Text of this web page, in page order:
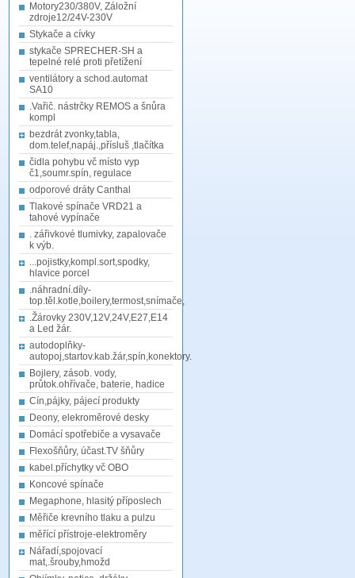
Motory230/380V, Záložní
zdroje12/24V-230V
Stykače a cívky
stykače SPRECHER-SH a
tepelné relé proti přetížení
ventilátory a schod.automat
SA10
.Vařič. nástrčky REMOS a šnůra
kompl
bezdrát zvonky,tabla,
dom.telef,napáj.,přísluš ,tlačítka
čidla pohybu vč místo vyp
č1,soumr.spín, regulace
odporové dráty Canthal
Tlakové spínače VRD21 a
tahové vypínače
. zářivkové tlumivky, zapalovače
k výb.
...pojistky,kompl.sort,spodky,
hlavice porcel
.náhradní.díly-
top.těl.kotle,boilery,termost,snímače,
.Žárovky 230V,12V,24V,E27,E14
a Led žár.
autodoplňky-
autopoj,startov.kab.žár,spín,konektory.
Bojlery, zásob. vody,
průtok.ohřívače, baterie, hadice
Cín,pájky, pájecí produkty
Deony, elekroměrové desky
Domácí spotřebiče a vysavače
Flexošňůry, účast.TV šňůry
kabel.příchytky vč OBO
Koncové spínače
Megaphone, hlasitý příposlech
Měřiče krevního tlaku a pulzu
měřící přístroje-elektroměry
Nářadí,spojovací
mat,.šrouby,hmožd